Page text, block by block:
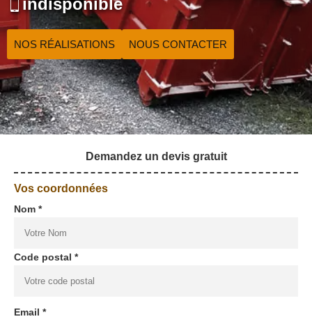
indisponible
NOS RÉALISATIONS NOUS CONTACTER
Demandez un devis gratuit
Vos coordonnées
Nom *
Code postal *
Email *